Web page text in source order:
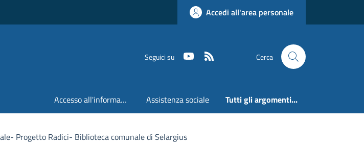
Accedi all'area personale
Seguici su Youtube Cerca
Accesso all'informazione Assistenza sociale Tutti gli argomenti...
Progetto Radici- Biblioteca comunale di Selargius